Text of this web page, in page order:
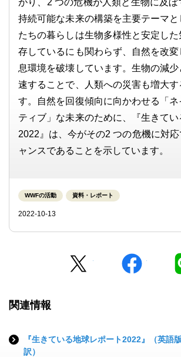
持続可能な未来の構築を主要テーマ
たちの暮らしは生物多様性と安定し
存しているにも関わらず、自然を改
息環境を破壊しています。生物の減
速することで、人類への災害も増大す
す。自然を回復傾向に向かわせる「
ティブ」な未来のために、『生きてい
2022』は、今がその2 つの危機に対
ャンスであることを示しています。
WWFの活動 資料・レポート
2022-10-13
関連情報
『生きている地球レポート2022』（英語
訳）